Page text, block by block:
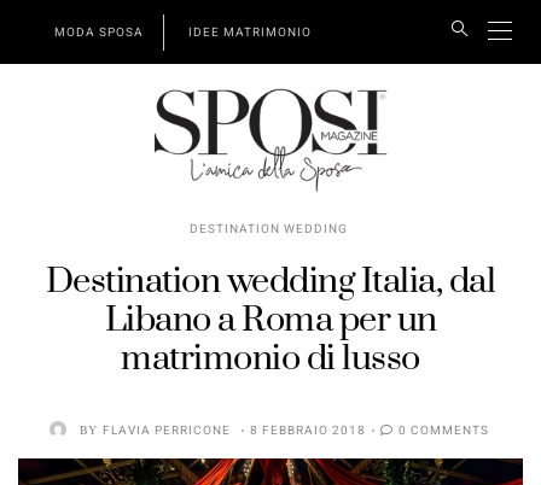
MODA SPOSA IDEE MATRIMONIO
DESTINATION WEDDING
Destination wedding Italia, dal
Libano a Roma per un
matrimonio di lusso
BY FLAVIA PERRICONE 8 FEBBRAIO 2018 0 COMMENTS